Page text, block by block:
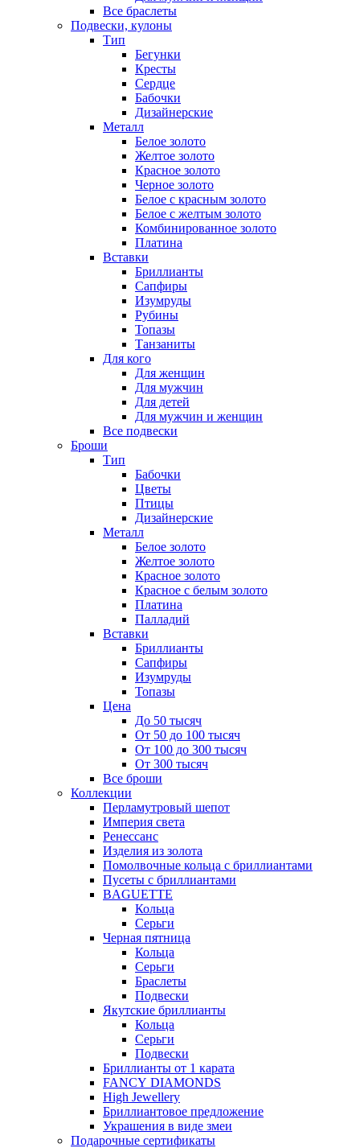
Все браслеты
Подвески, кулоны
Тип
Бегунки
Кресты
Сердце
Бабочки
Дизайнерские
Металл
Белое золото
Желтое золото
Красное золото
Черное золото
Белое с красным золото
Белое с желтым золото
Комбинированное золото
Платина
Вставки
Бриллианты
Сапфиры
Изумруды
Рубины
Топазы
Танзаниты
Для кого
Для женщин
Для мужчин
Для детей
Для мужчин и женщин
Все подвески
Броши
Тип
Бабочки
Цветы
Птицы
Дизайнерские
Металл
Белое золото
Желтое золото
Красное золото
Красное с белым золото
Платина
Палладий
Вставки
Бриллианты
Сапфиры
Изумруды
Топазы
Цена
До 50 тысяч
От 50 до 100 тысяч
От 100 до 300 тысяч
От 300 тысяч
Все броши
Коллекции
Перламутровый шепот
Империя света
Ренессанс
Изделия из золота
Помолвочные кольца с бриллиантами
Пусеты с бриллиантами
BAGUETTE
Кольца
Серьги
Черная пятница
Кольца
Серьги
Браслеты
Подвески
Якутские бриллианты
Кольца
Серьги
Подвески
Бриллианты от 1 карата
FANCY DIAMONDS
High Jewellery
Бриллиантовое предложение
Украшения в виде змеи
Подарочные сертификаты